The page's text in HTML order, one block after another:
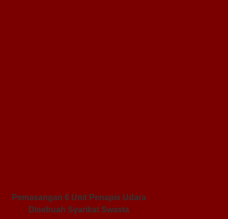
Pemasangan 6 Unit Penapis Udara
Disebuah Syarikat Swasta